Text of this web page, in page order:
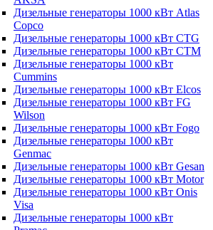
Дизельные генераторы 1000 кВт Atlas
Copco
Дизельные генераторы 1000 кВт CTG
Дизельные генераторы 1000 кВт CTM
Дизельные генераторы 1000 кВт
Cummins
Дизельные генераторы 1000 кВт Elcos
Дизельные генераторы 1000 кВт FG
Wilson
Дизельные генераторы 1000 кВт Fogo
Дизельные генераторы 1000 кВт
Genmac
Дизельные генераторы 1000 кВт Gesan
Дизельные генераторы 1000 кВт Motor
Дизельные генераторы 1000 кВт Onis
Visa
Дизельные генераторы 1000 кВт